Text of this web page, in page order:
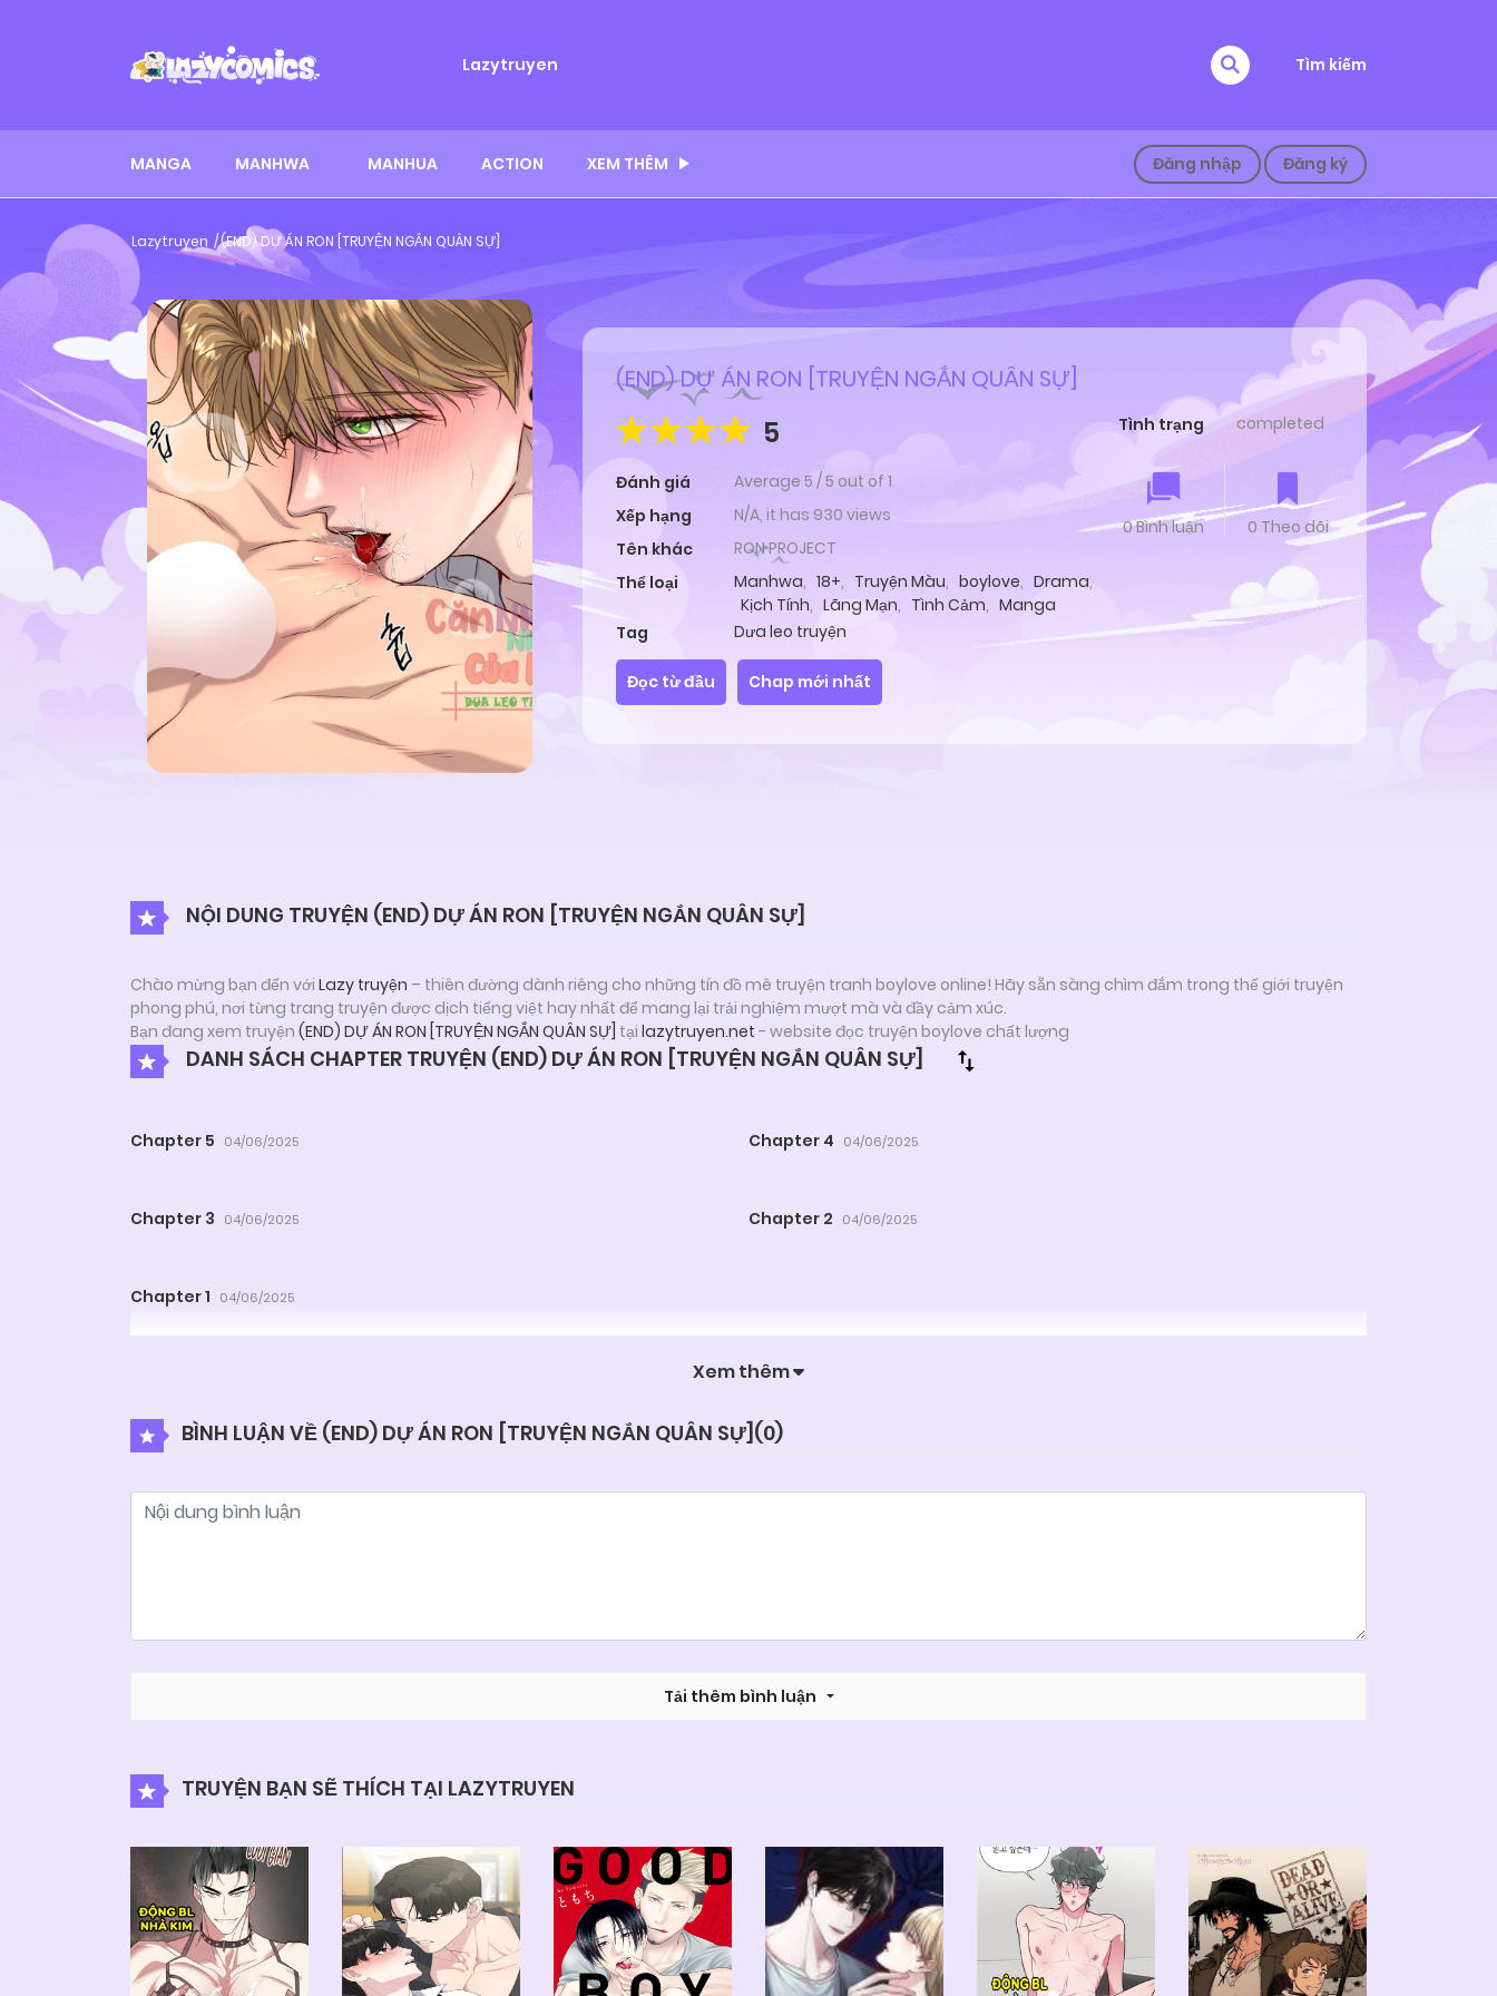
Lazytruyen Tìm kiếm
MANGA MANHWA MANHUA ACTION XEM THÊM Đăng nhập Đăng ký
Lazytruyen (END) DỰ ÁN RON [TRUYỆN NGẮN QUÂN SỰ]
(END) DỰ ÁN RON [TRUYỆN NGẮN QUÂN SỰ]
5
Đánh giá Average 5 /5 out of 1
Xếp hạng
N/A, it has 930 views
Tên khác
RON PROJECT
Thể loại
Manhwa, 18+, Truyện Màu, boylove, Drama,
Kịch Tính, Lãng Mạn, Tình Cảm, Manga
Tag
Dưa leo truyện
Tình trạng completed
0 Bình luận 0 Theo dõi
Đọc từ đầu Chap mới nhất
NỘI DUNG TRUYỆN (END) DỰ ÁN RON [TRUYỆN NGẮN QUÂN SỰ]
Chào mừng bạn đến với Lazy truyện – thiên đường dành riêng cho những tín đồ mê truyện tranh boylove online! Hãy sẵn sàng chìm đắm trong thế giới truyện
phong phú, nơi từng trang truyện được dịch tiếng việt hay nhất để mang lại trải nghiệm mượt mà và đầy cảm xúc.
Bạn đang xem truyện (END) DỰ ÁN RON [TRUYỆN NGẮN QUÂN SỰ] tại lazytruyen.net - website đọc truyện boylove chất lượng
DANH SÁCH CHAPTER TRUYỆN (END) DỰ ÁN RON [TRUYỆN NGẮN QUÂN SỰ]
Chapter 5 04/06/2025 Chapter 4 04/06/2025
Chapter 3 04/06/2025 Chapter 2 04/06/2025
Chapter 1 04/06/2025
Xem thêm
BÌNH LUẬN VỀ (END) DỰ ÁN RON [TRUYỆN NGẮN QUÂN SỰ](0)
Tải thêm bình luận
TRUYỆN BẠN SẼ THÍCH TẠI LAZYTRUYEN